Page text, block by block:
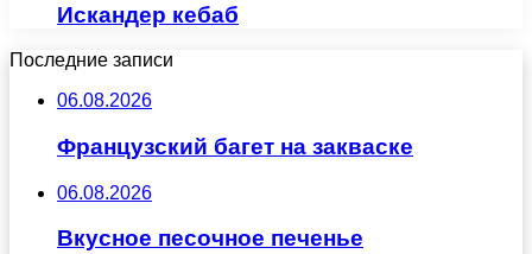
Искандер кебаб
Последние записи
06.08.2026
Французский багет на закваске
06.08.2026
Вкусное песочное печенье